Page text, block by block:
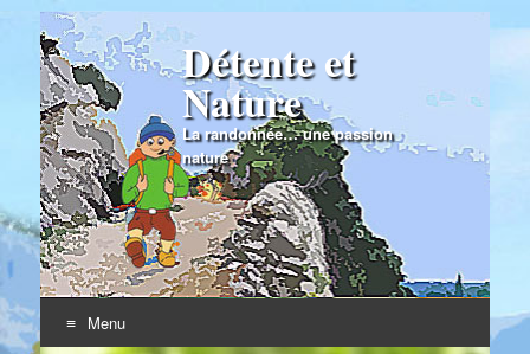
Détente et
Nature
La randonnée… une passion
nature
Menu